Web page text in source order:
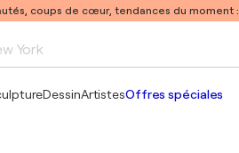
coups de cœur, tendances du moment :
York
DessinArtistesOffres spéciales